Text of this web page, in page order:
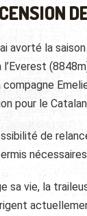
avorté la
l’Everest
pour le
de
sa vie, la